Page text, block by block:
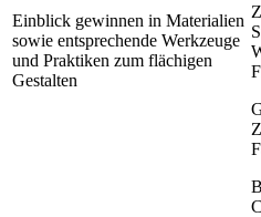
Einblick gewinnen in Materialien
sowie entsprechende Werkzeuge
und Praktiken zum flächigen
Gestalten